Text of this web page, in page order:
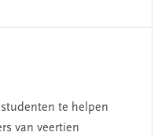
te helpen
van veertien